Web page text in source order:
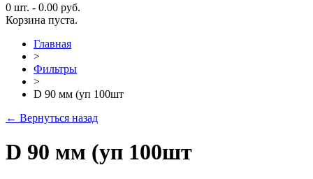
0 шт. - 0.00 руб.
Корзина пуста.
Главная
>
Фильтры
>
D 90 мм (уп 100шт
← Вернуться назад
D 90 мм (уп 100шт